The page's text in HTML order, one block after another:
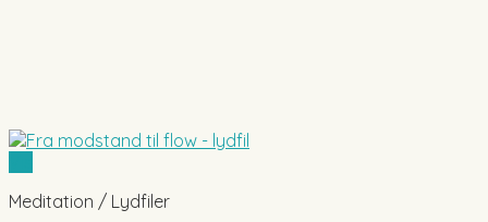
Meditation / Lydfiler